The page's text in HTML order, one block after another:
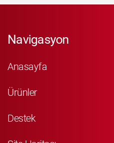
Navigasyon
Anasayfa
Ürünler
Destek